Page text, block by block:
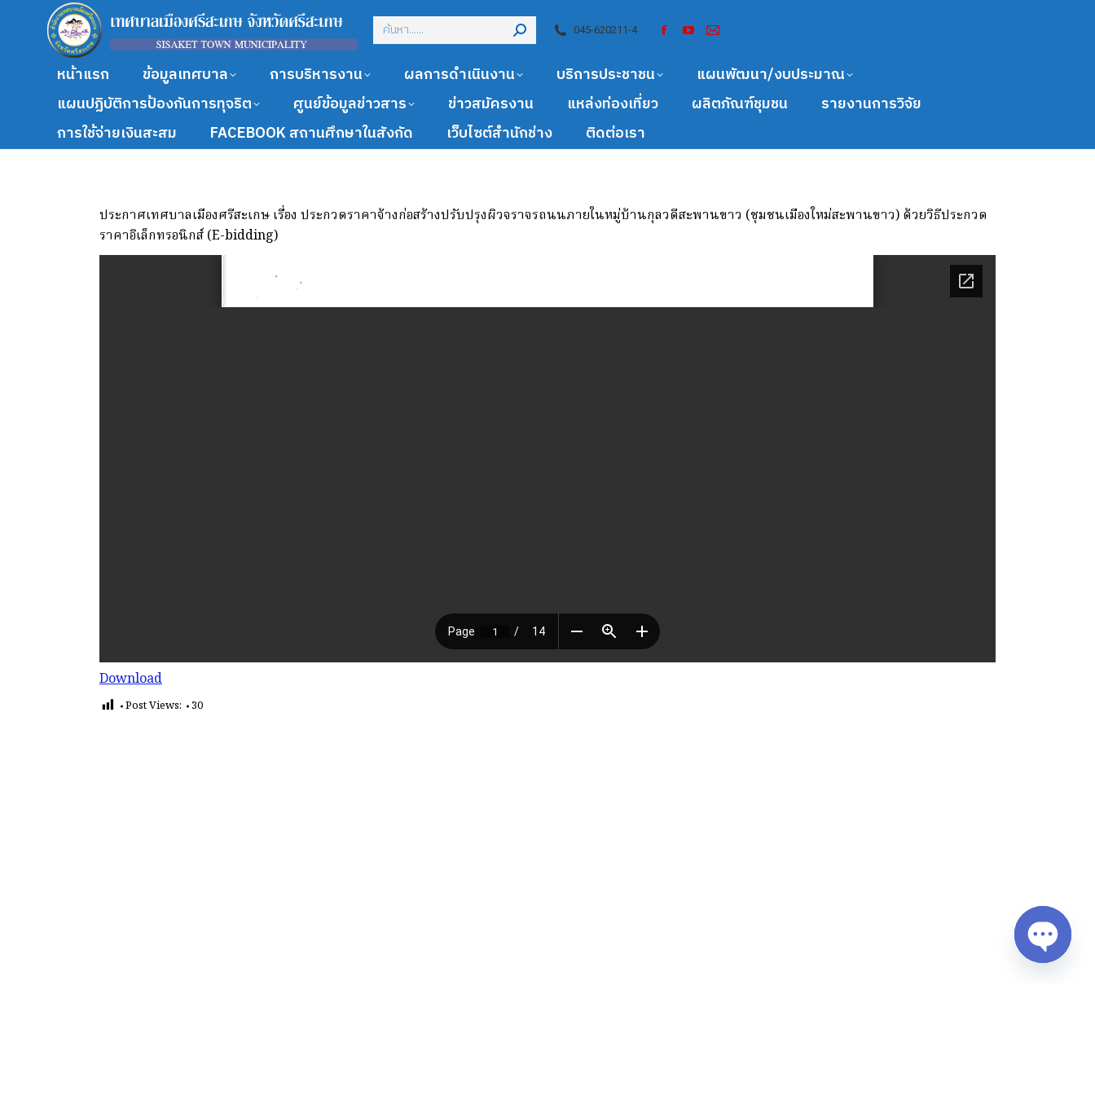
045-620211-4
หน้าแรก ข้อมูลเทศบาล การบริหารงาน ผลการดำเนินงาน บริการประชาชน
แผนพัฒนา/งบประมาณ
แผนปฏิบัติการป้องกันการทุจริต
ศูนย์ข้อมูลข่าวสาร ข่าวสมัครงาน แหล่งท่องเที่ยว ผลิตภัณฑ์ชุมชน
รายงานการวิจัย
การใช้จ่ายเงินสะสม
FACEBOOK สถานศึกษาในสังกัด เว็บไซต์สำนักช่าง ติดต่อเรา
ประกาศเทศบาลเมืองศรีสะเกษ เรื่อง ประกวดราคาจ้างก่อสร้างปรับปรุงผิวจราจรถนนภายในหมู่บ้านกุลวดีสะพานขาว (ชุมชนเมืองใหม่สะพานขาว) ด้วยวิธีประกวด
ราคาอิเล็กทรอนิกส์ (E-bidding)
Download
Post Views: 30